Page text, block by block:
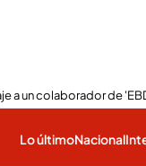
a un colaborador de
Lo últimoNacional